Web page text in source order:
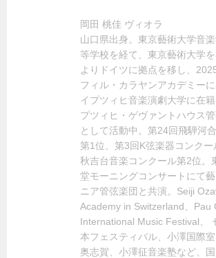
岡田 桃佳 ヴィオラ
山口県出身。東京藝術大学音
等学校を経て、東京藝術大学
よりドイツに拠点を移し、
フィル・カラヤンアカデミー
イプツィヒ音楽演劇大学に在
プツィヒ・ゲヴァントハウス
として活動中。第24回飛騨河
第1位、第3回K弦楽器コンクー
秋吉台音楽コンクール第2位。
堂モーニングコンサートにて
ニア管弦楽団と共演。Seiji
Academy in Switzerland、Pau
International Music Festival、
本フェスティバル、小澤国際
奥志賀、小澤征音楽塾など、国